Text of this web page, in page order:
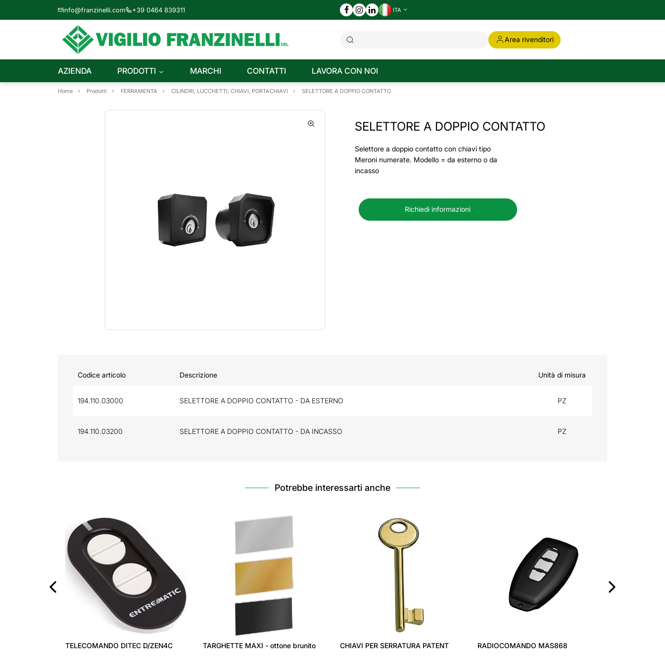
info@franzinelli.com +39 0464 839311 ITA
Area rivenditori
AZIENDA PRODOTTI MARCHI CONTATTI LAVORA CON NOI
Home Prodotti FERRAMENTA CILINDRI, LUCCHETTI, CHIAVI, PORTACHIAVI SELETTORE A DOPPIO CONTATTO
SELETTORE A DOPPIO CONTATTO
Selettore a doppio contatto con chiavi tipo
Meroni numerate. Modello = da esterno o da
incasso
Richiedi informazioni
Codice articolo Descrizione Unità di misura
194.110.03000 SELETTORE A DOPPIO CONTATTO - DA ESTERNO PZ
194.110.03200 SELETTORE A DOPPIO CONTATTO - DA INCASSO PZ
Potrebbe interessarti anche
TELECOMANDO DITEC D/ZEN4C TARGHETTE MAXI - ottone brunito CHIAVI PER SERRATURA PATENT RADIOCOMANDO MAS868